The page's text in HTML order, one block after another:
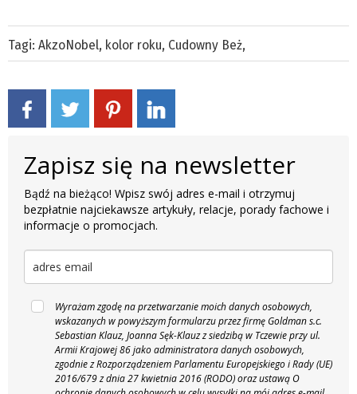
Tagi: AkzoNobel, kolor roku, Cudowny Beż,
Zapisz się na newsletter
Bądź na bieżąco! Wpisz swój adres e-mail i otrzymuj
bezpłatnie najciekawsze artykuły, relacje, porady fachowe i
informacje o promocjach.
Wyrażam zgodę na przetwarzanie moich danych osobowych,
wskazanych w powyższym formularzu przez firmę Goldman s.c.
Sebastian Klauz, Joanna Sęk-Klauz z siedzibą w Tczewie przy ul.
Armii Krajowej 86 jako administratora danych osobowych,
zgodnie z Rozporządzeniem Parlamentu Europejskiego i Rady (UE)
2016/679 z dnia 27 kwietnia 2016 (RODO) oraz ustawą O